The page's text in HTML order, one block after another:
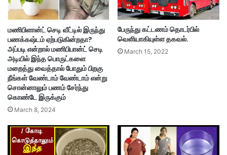
மணிபிளான்ட் செடி வீட்டில் இருந்து
பணக்கஷ்டம் ஏற்படுகின்றதா?
அப்படி என்றால் மணிபிபான்ட் செடி
அடியில் இந்த பொருட்களை
மறைத்து வைத்தால் போதும் பிறகு
நீங்கள் வேண்டாம் வேண்டாம் என்று
சொன்னாலும் பணம் சேர்ந்து
கொண்டே இருக்கும்
March 8, 2024
பேருந்து கட்டணம் தொடர்பில்
வெளியாகியுள்ள தகவல்.
March 15, 2022